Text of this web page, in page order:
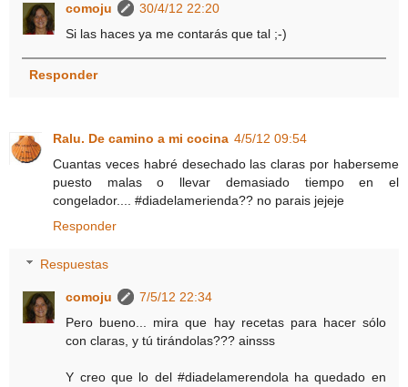
comoju
30/4/12 22:20
Si las haces ya me contarás que tal ;-)
Responder
Ralu. De camino a mi cocina 4/5/12 09:54
Cuantas veces habré desechado las claras por haberseme
puesto malas o llevar demasiado tiempo en el
congelador.... #diadelamerienda?? no parais jejeje
Responder
Respuestas
comoju
7/5/12 22:34
Pero bueno... mira que hay recetas para hacer sólo
con claras, y tú tirándolas??? ainsss
Y creo que lo del #diadelamerendola ha quedado en